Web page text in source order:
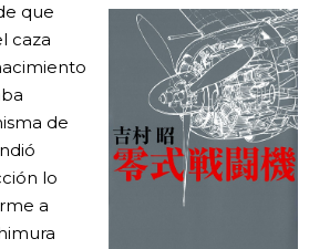
que
caza
de
lo
a